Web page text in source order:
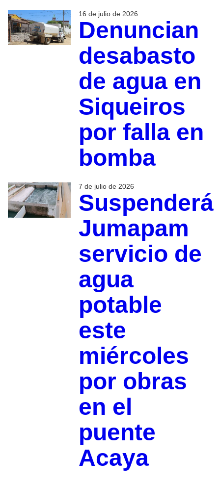
16 de julio de 2026
Denuncian
desabasto
de agua en
Siqueiros
por falla en
bomba
7 de julio de 2026
Suspenderá
Jumapam
servicio de
agua
potable
este
miércoles
por obras
en el
puente
Acaya